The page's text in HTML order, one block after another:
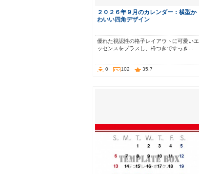
２０２６年９月のカレンダー：横型か
わいい四角デザイン
優れた視認性の格子レイアウトに可愛いエ
ッセンスをプラスし、枠つきですっき…
0 102 35.7